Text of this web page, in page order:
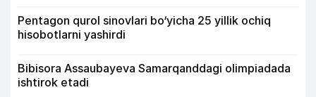
Pentagon qurol sinovlari bo‘yicha 25 yillik ochiq
hisobotlarni yashirdi
Bibisora Assaubayeva Samarqanddagi olimpiadada
ishtirok etadi